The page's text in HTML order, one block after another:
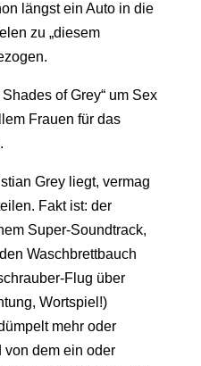
längst ein Auto in die
zu „diesem
of Grey“ um Sex
Frauen für das
Grey liegt, vermag
Fakt ist: der
Super-Soundtrack,
Waschbrettbauch
Flug über
Wortspiel!)
mehr oder
von dem ein oder